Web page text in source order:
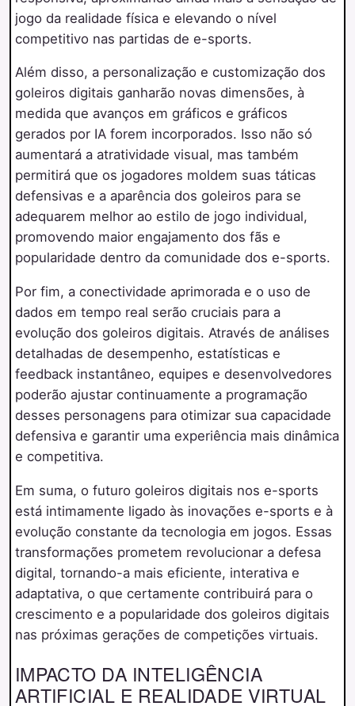
jogo da realidade física e elevando o nível
competitivo nas partidas de e-sports.
Além disso, a personalização e customização dos
goleiros digitais ganharão novas dimensões, à
medida que avanços em gráficos e gráficos
gerados por IA forem incorporados. Isso não só
aumentará a atratividade visual, mas também
permitirá que os jogadores moldem suas táticas
defensivas e a aparência dos goleiros para se
adequarem melhor ao estilo de jogo individual,
promovendo maior engajamento dos fãs e
popularidade dentro da comunidade dos e-sports.
Por fim, a conectividade aprimorada e o uso de
dados em tempo real serão cruciais para a
evolução dos goleiros digitais. Através de análises
detalhadas de desempenho, estatísticas e
feedback instantâneo, equipes e desenvolvedores
poderão ajustar continuamente a programação
desses personagens para otimizar sua capacidade
defensiva e garantir uma experiência mais dinâmica
e competitiva.
Em suma, o futuro goleiros digitais nos e-sports
está intimamente ligado às inovações e-sports e à
evolução constante da tecnologia em jogos. Essas
transformações prometem revolucionar a defesa
digital, tornando-a mais eficiente, interativa e
adaptativa, o que certamente contribuirá para o
crescimento e a popularidade dos goleiros digitais
nas próximas gerações de competições virtuais.
IMPACTO DA INTELIGÊNCIA
ARTIFICIAL E REALIDADE VIRTUAL